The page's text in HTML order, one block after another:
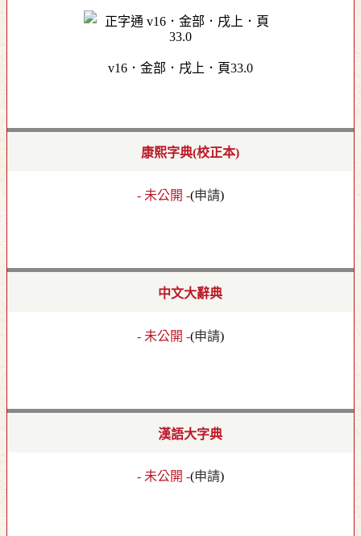
v16．金部．戌上．頁33.0
康熙字典(校正本)
- 未公開 -(申請)
中文大辭典
- 未公開 -(申請)
漢語大字典
- 未公開 -(申請)